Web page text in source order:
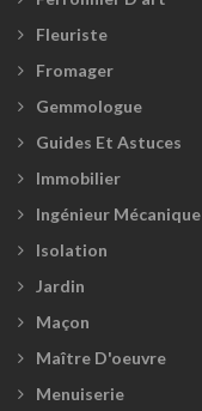
Fleuriste
Fromager
Gemmologue
Guides Et Astuces
Immobilier
Ingénieur Mécanique
Isolation
Jardin
Maçon
Maître D'oeuvre
Menuiserie